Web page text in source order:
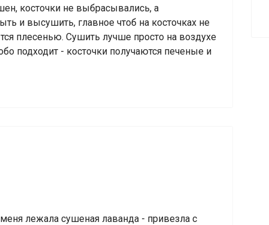
косточки не выбрасывались, а
и высушить, главное чтоб на косточках не
плесенью. Сушить лучше просто на воздухе
подходит - косточки получаются печеные и
лежала сушеная лаванда - привезла с